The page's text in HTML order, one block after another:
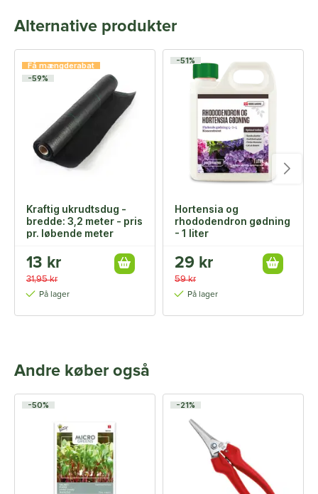
Alternative produkter
Få mængderabat
-59%
Kraftig ukrudtsdug -
bredde: 3,2 meter - pris
pr. løbende meter
13 kr
31,95 kr
På lager
-51%
Hortensia og
rhododendron gødning
- 1 liter
29 kr
59 kr
På lager
Andre køber også
-50% -21%